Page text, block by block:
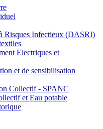
Risques Infectieux (DASRI)
Electriques et
et de sensibilisation
Collectif - SPANC
et Eau potable